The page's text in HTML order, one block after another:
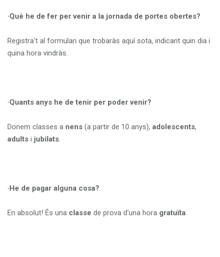
·Què he de fer per venir a la jornada de portes obertes?
Registra't al formulari que trobaràs aquí sota, indicant quin dia i
quina hora vindràs.
·Quants anys he de tenir per poder venir?
Donem classes a nens (a partir de 10 anys), adolescents,
adults i jubilats.
·He de pagar alguna cosa?
En absolut! És una classe de prova d'una hora gratuïta.